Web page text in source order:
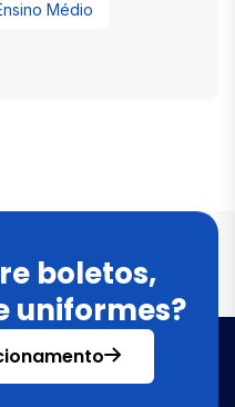
Médio
boletos,
uniformes?